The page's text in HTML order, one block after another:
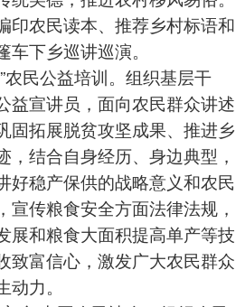
印农民读本、推荐乡村标语和
下乡巡讲巡演。
民公益培训。组织基层干
益宣讲员，面向农民群众讲述
固拓展脱贫攻坚成果、推进乡
，结合自身经历、身边典型，
好稳产保供的战略意义和农民
宣传粮食安全方面法律法规，
展和粮食大面积提高单产等技
致富信心，激发广大农民群众
力。